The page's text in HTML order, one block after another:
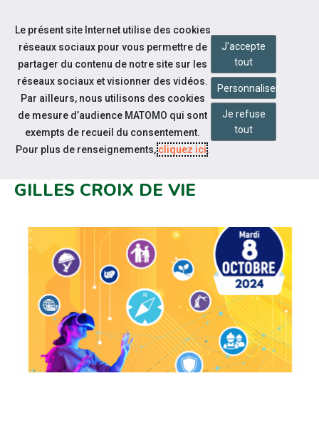
Aller au contenu
Notre actualité
FORUM DE LA DÉCOUVERTE DES
GILLES CROIX DE VIE
Le présent site Internet utilise des cookies
réseaux sociaux pour vous permettre de
partager du contenu de notre site sur les
réseaux sociaux et visionner des vidéos.
Par ailleurs, nous utilisons des cookies
de mesure d’audience MATOMO qui sont
exempts de recueil du consentement.
Pour plus de renseignements,cliquez ici.
J'accepte
tout
Personnaliser
Je refuse
tout